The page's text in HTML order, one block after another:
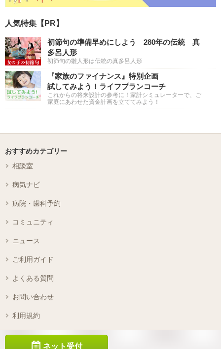
ネット受付
人気特集【PR】
初節句の準備早めにしよう 280年の伝統 真
多呂人形
初節句の雛人形は伝統の真多呂人形
『家族のファイナンス』特別企画
試してみよう！ライフプランコーチ
これからの将来設計の参考に！家計シミュレーターで、ご
家庭にあわせた資金計画を立ててみよう！
おすすめカテゴリー
相談室
病気ナビ
病院・歯科予約
コミュニティ
ニュース
ご利用ガイド
よくある質問
お問い合わせ
利用規約
広告